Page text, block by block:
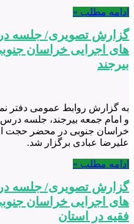
ادامه مطلب »
گزارش تصویری/ جلسه
های اجرایی خراسان
بیرجند
به گزارش روابط عمومی دفتر
و امام جمعه بیرجند، جلسه درس
خراسان جنوبی در محضر حجت
علیرضا عبادی برگزار شد.
ادامه مطلب »
گزارش تصویری/ جلسه
های اجرایی خراسان
فقیه در استان